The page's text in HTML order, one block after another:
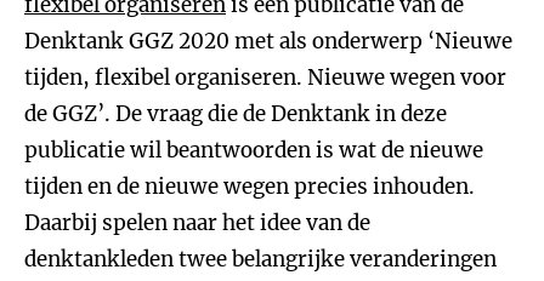
Denktank GGZ 2020 met als onderwerp ‘Nieuwe
tijden, flexibel organiseren. Nieuwe wegen voor
de GGZ’. De vraag die de Denktank in deze
publicatie wil beantwoorden is wat de nieuwe
tijden en de nieuwe wegen precies inhouden.
Daarbij spelen naar het idee van de
denktankleden twee belangrijke veranderingen